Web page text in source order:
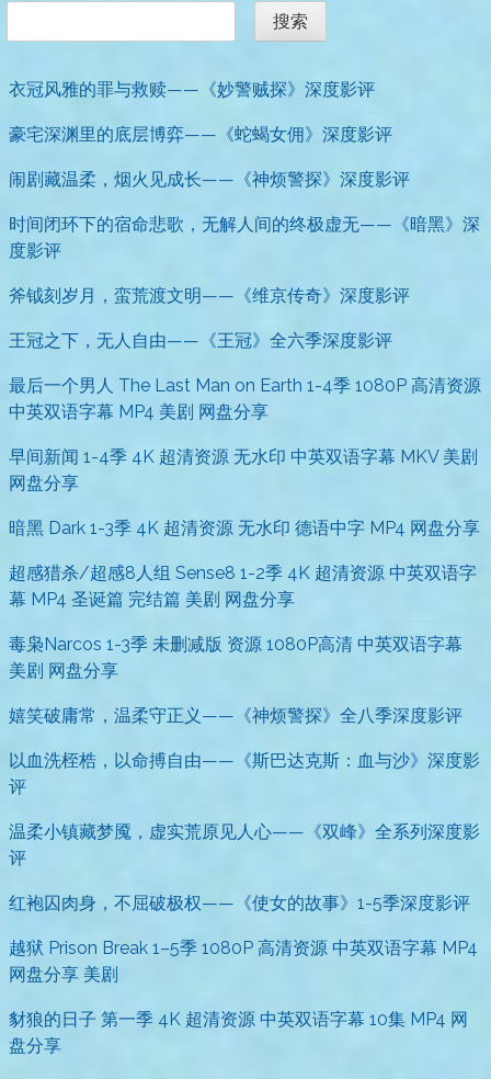
搜索
衣冠风雅的罪与救赎——《妙警贼探》深度影评
豪宅深渊里的底层博弈——《蛇蝎女佣》深度影评
闹剧藏温柔，烟火见成长——《神烦警探》深度影评
时间闭环下的宿命悲歌，无解人间的终极虚无——《暗黑》深
度影评
斧钺刻岁月，蛮荒渡文明——《维京传奇》深度影评
王冠之下，无人自由——《王冠》全六季深度影评
最后一个男人 The Last Man on Earth 1-4季 1080P 高清资源
中英双语字幕 MP4 美剧 网盘分享
早间新闻 1-4季 4K 超清资源 无水印 中英双语字幕 MKV 美剧
网盘分享
暗黑 Dark 1-3季 4K 超清资源 无水印 德语中字 MP4 网盘分享
超感猎杀/超感8人组 Sense8 1-2季 4K 超清资源 中英双语字
幕 MP4 圣诞篇 完结篇 美剧 网盘分享
毒枭Narcos 1-3季 未删减版 资源 1080P高清 中英双语字幕
美剧 网盘分享
嬉笑破庸常，温柔守正义——《神烦警探》全八季深度影评
以血洗桎梏，以命搏自由——《斯巴达克斯：血与沙》深度影
评
温柔小镇藏梦魇，虚实荒原见人心——《双峰》全系列深度影
评
红袍囚肉身，不屈破极权——《使女的故事》1-5季深度影评
越狱 Prison Break 1–5季 1080P 高清资源 中英双语字幕 MP4
网盘分享 美剧
豺狼的日子 第一季 4K 超清资源 中英双语字幕 10集 MP4 网
盘分享